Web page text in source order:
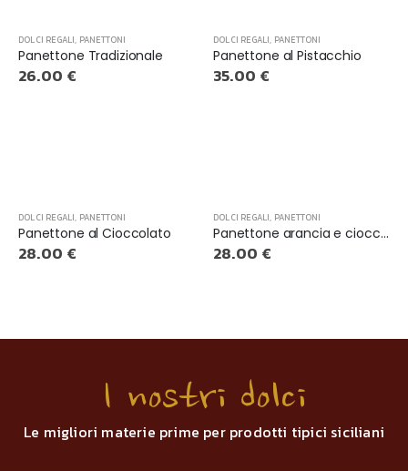
DOLCI REGALI, PANETTONI
Panettone Tradizionale
26.00 €
DOLCI REGALI, PANETTONI
Panettone al Pistacchio
35.00 €
DOLCI REGALI, PANETTONI
Panettone al Cioccolato
28.00 €
DOLCI REGALI, PANETTONI
Panettone arancia e cioccolato
28.00 €
I nostri dolci
Le migliori materie prime per prodotti tipici siciliani